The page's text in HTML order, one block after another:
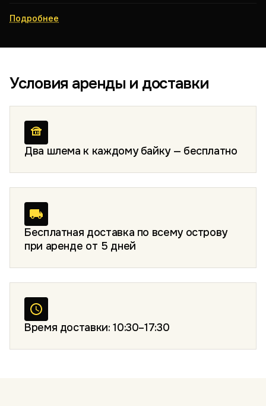
Подробнее
Условия аренды и доставки
Два шлема к каждому байку — бесплатно
Бесплатная доставка по всему острову
при аренде от 5 дней
Время доставки: 10:30–17:30